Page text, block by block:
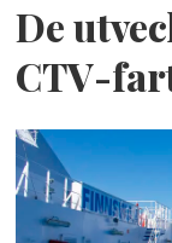
De
CTV-